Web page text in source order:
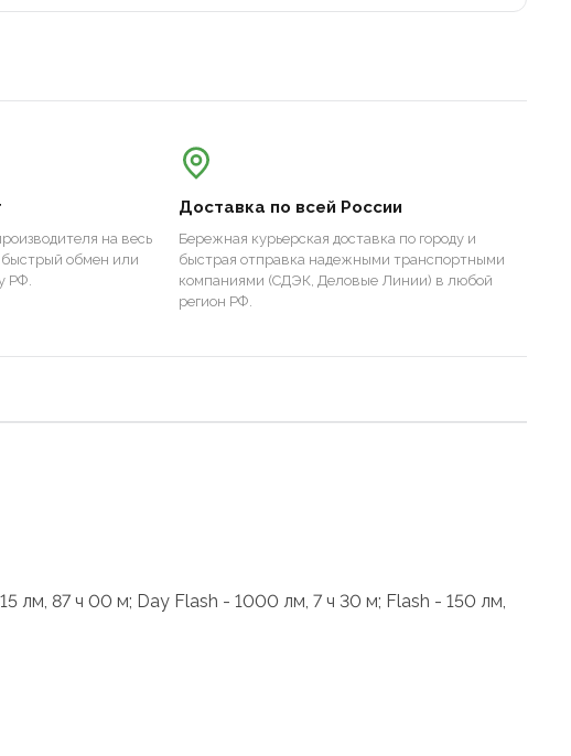
на весь
обмен или
РФ.
Доставка по всей России
Бережная курьерская доставка по городу и
быстрая отправка надежными транспортными
компаниями (СДЭК, Деловые Линии) в любой
регион РФ.
87 ч 00 м; Day Flash - 1000 лм, 7 ч 30 м; Flash - 150 лм,